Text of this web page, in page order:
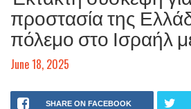
προστασία της
πόλεμο στο Ισραήλ
June 18, 2025
SHARE ON FACEBOOK